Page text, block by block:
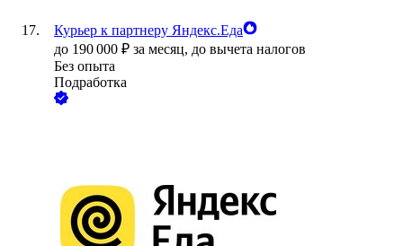
Курьер к партнеру Яндекс.Еда
до 190 000 ₽ за месяц, до вычета налогов
Без опыта
Подработка